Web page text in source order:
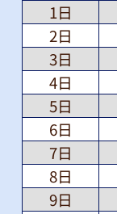
1日
2日
3日
4日
5日
6日
7日
8日
9日